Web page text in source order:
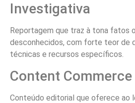
Investigativa
Reportagem que traz à tona fatos
desconhecidos, com forte teor de
técnicas e recursos específicos.
Content Commerce
Conteúdo editorial que oferece ao